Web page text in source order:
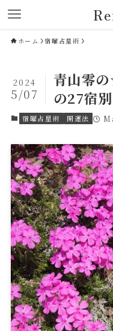
ホーム 宿曜占星術
青山零
の27宿
2024
5/07
宿曜占星術 開運法